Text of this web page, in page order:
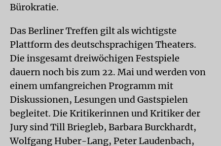
Bürokratie.
Das Berliner Treffen gilt als wichtigste
Plattform des deutschsprachigen Theaters.
Die insgesamt dreiwöchigen Festspiele
dauern noch bis zum 22. Mai und werden von
einem umfangreichen Programm mit
Diskussionen, Lesungen und Gastspielen
begleitet. Die Kritikerinnen und Kritiker der
Jury sind Till Briegleb, Barbara Burckhardt,
Wolfgang Huber-Lang, Peter Laudenbach,